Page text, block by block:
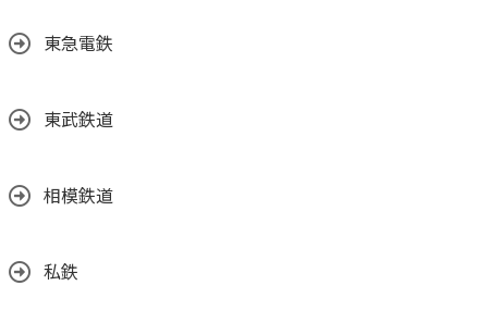
東急電鉄
東武鉄道
相模鉄道
私鉄